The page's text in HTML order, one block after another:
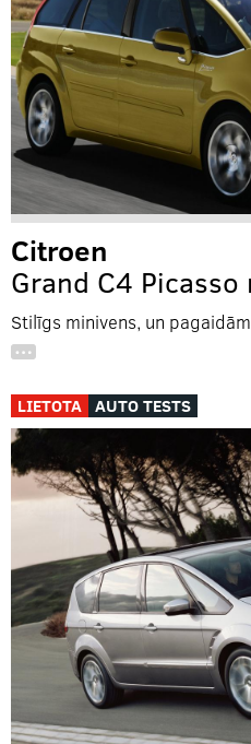
Citroen
Grand C4
Stilīgs minivens, un
…
LIETOTA AUTO TESTS